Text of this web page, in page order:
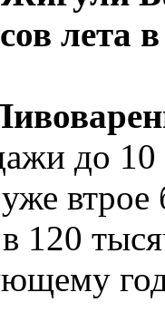
лета
до 10
120